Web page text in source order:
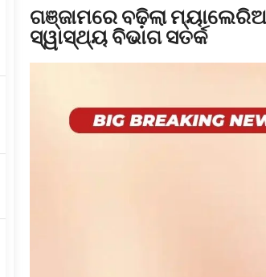
ଗଞ୍ଜାମରେ ବଢ଼ିଲା
ସ୍ୱାସ୍ଥ୍ୟ ବିଭାଗ ସତର୍କ